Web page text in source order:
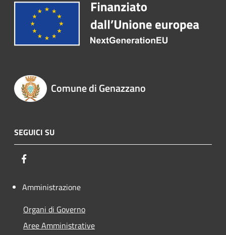
Comune di Genazzano
SEGUICI SU
Amministrazione
Organi di Governo
Aree Amministrative